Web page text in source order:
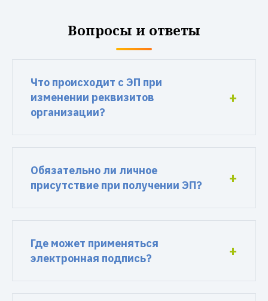
Вопросы и ответы
Что происходит с ЭП при
изменении реквизитов
организации?
Обязательно ли личное
присутствие при получении ЭП?
Где может применяться
электронная подпись?